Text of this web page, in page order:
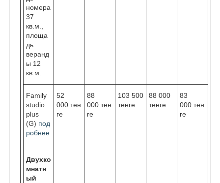
номера
37
кв.м.,
площа
дь
веранд
ы 12
кв.м.
Family
studio
plus
(G) под
робнее
Двухко
мнатн
ый
52
000 тен
ге
88
000 тен
ге
103 500
тенге
88 000
тенге
83
000 тен
ге